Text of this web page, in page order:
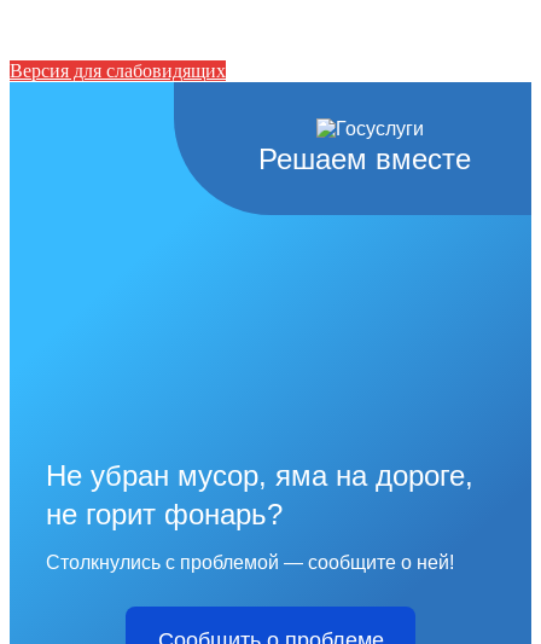
Версия для слабовидящих
Решаем вместе
Не убран мусор, яма на дороге,
не горит фонарь?
Столкнулись с проблемой — сообщите о ней!